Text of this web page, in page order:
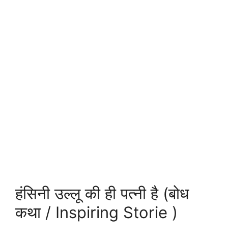
हंसिनी उल्लू की ही पत्नी है (बोध
कथा / Inspiring Storie )